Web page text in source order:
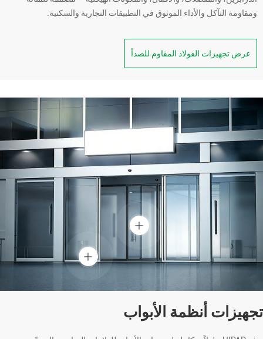
ومقاومة التآكل والأداء الموثوق في التطبيقات التجارية والسكنية.
عرض تجهيزات الفولاذ المقاوم للصدأ
تجهيزات أنظمة الأبواب